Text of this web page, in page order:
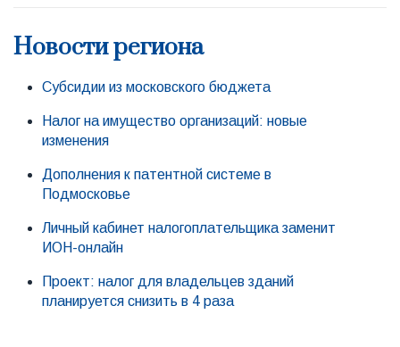
Новости региона
Субсидии из московского бюджета
Налог на имущество организаций: новые
изменения
Дополнения к патентной системе в
Подмосковье
Личный кабинет налогоплательщика заменит
ИОН-онлайн
Проект: налог для владельцев зданий
планируется снизить в 4 раза